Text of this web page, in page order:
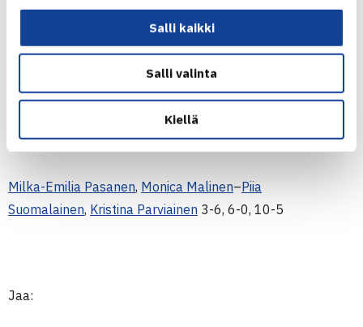
Salli kaikki
Salli valinta
Kiellä
OVS-Smash, naiset
Milka-Emilia Pasanen–Piia Suomalainen0-6, 1-6
Monica Malinen–Kristina Parviainen6-0, 6-2
Milka-Emilia Pasanen, Monica Malinen–Piia
Suomalainen, Kristina Parviainen 3-6, 6-0, 10-5
Jaa: